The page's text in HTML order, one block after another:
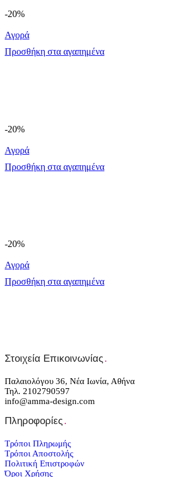
-20%
Αγορά
Προσθήκη στα αγαπημένα
-20%
Αγορά
Προσθήκη στα αγαπημένα
-20%
Αγορά
Προσθήκη στα αγαπημένα
Στοιχεία Επικοινωνίας.
Παλαιολόγου 36, Νέα Ιωνία, Αθήνα
Τηλ. 2102790597
info@amma-design.com
Πληροφορίες.
Τρόποι Πληρωμής
Τρόποι Αποστολής
Πολιτική Επιστροφών
Όροι Χρήσης